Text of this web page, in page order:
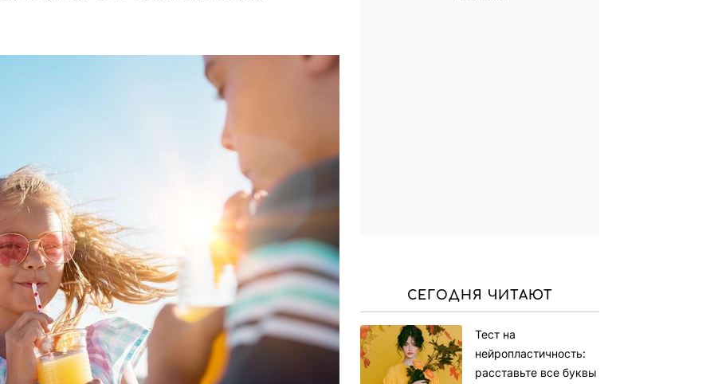
СЕГОДНЯ ЧИТАЮТ
Тест на
нейропластичность:
расставьте все буквы